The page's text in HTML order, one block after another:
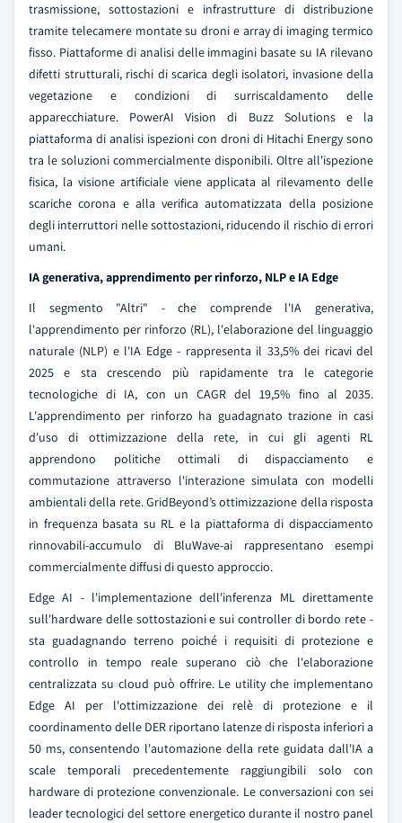
trasmissione, sottostazioni e infrastrutture di distribuzione
tramite telecamere montate su droni e array di imaging termico
fisso. Piattaforme di analisi delle immagini basate su IA rilevano
difetti strutturali, rischi di scarica degli isolatori, invasione della
vegetazione e condizioni di surriscaldamento delle
apparecchiature. PowerAI Vision di Buzz Solutions e la
piattaforma di analisi ispezioni con droni di Hitachi Energy sono
tra le soluzioni commercialmente disponibili. Oltre all'ispezione
fisica, la visione artificiale viene applicata al rilevamento delle
scariche corona e alla verifica automatizzata della posizione
degli interruttori nelle sottostazioni, riducendo il rischio di errori
umani.
IA generativa, apprendimento per rinforzo, NLP e IA Edge
Il segmento "Altri" - che comprende l'IA generativa,
l'apprendimento per rinforzo (RL), l'elaborazione del linguaggio
naturale (NLP) e l'IA Edge - rappresenta il 33,5% dei ricavi del
2025 e sta crescendo più rapidamente tra le categorie
tecnologiche di IA, con un CAGR del 19,5% fino al 2035.
L'apprendimento per rinforzo ha guadagnato trazione in casi
d'uso di ottimizzazione della rete, in cui gli agenti RL
apprendono politiche ottimali di dispacciamento e
commutazione attraverso l'interazione simulata con modelli
ambientali della rete. GridBeyond’s ottimizzazione della risposta
in frequenza basata su RL e la piattaforma di dispacciamento
rinnovabili-accumulo di BluWave-ai rappresentano esempi
commercialmente diffusi di questo approccio.
Edge AI - l'implementazione dell'inferenza ML direttamente
sull'hardware delle sottostazioni e sui controller di bordo rete -
sta guadagnando terreno poiché i requisiti di protezione e
controllo in tempo reale superano ciò che l'elaborazione
centralizzata su cloud può offrire. Le utility che implementano
Edge AI per l'ottimizzazione dei relè di protezione e il
coordinamento delle DER riportano latenze di risposta inferiori a
50 ms, consentendo l'automazione della rete guidata dall'IA a
scale temporali precedentemente raggiungibili solo con
hardware di protezione convenzionale. Le conversazioni con sei
leader tecnologici del settore energetico durante il nostro panel